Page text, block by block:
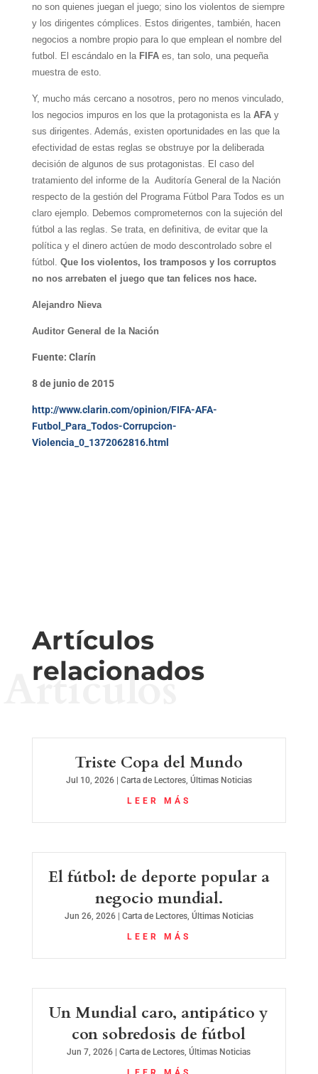
no son quienes juegan el juego; sino los violentos de siempre
y los dirigentes cómplices. Estos dirigentes, también, hacen
negocios a nombre propio para lo que emplean el nombre del
futbol. El escándalo en la FIFAes, tan solo, una pequeña
muestra de esto.
Y, mucho más cercano a nosotros, pero no menos vinculado,
los negocios impuros en los que la protagonista es la AFA y
sus dirigentes. Además, existen oportunidades en las que la
efectividad de estas reglas se obstruye por la deliberada
decisión de algunos de sus protagonistas. El caso del
tratamiento del informe de la Auditoría General de la Nación
respecto de la gestión del Programa Fútbol Para Todos es un
claro ejemplo. Debemos comprometernos con la sujeción del
fútbol a las reglas. Se trata, en definitiva, de evitar que la
política y el dinero actúen de modo descontrolado sobre el
fútbol. Que los violentos, los tramposos y los corruptos
no nos arrebaten el juego que tan felices nos hace.
Alejandro Nieva
Auditor General de la Nación
Fuente: Clarín
8 de junio de 2015
http://www.clarin.com/opinion/FIFA-AFA-
Futbol_Para_Todos-Corrupcion-
Violencia_0_1372062816.html
Artículos
relacionados
Artículos
Triste Copa del Mundo
Jul 10, 2026| Carta de Lectores, Últimas Noticias
LEER MÁS
El fútbol: de deporte popular a
negocio mundial.
Jun 26, 2026| Carta de Lectores, Últimas Noticias
LEER MÁS
Un Mundial caro, antipático y
con sobredosis de fútbol
Jun 7, 2026 |Carta de Lectores,Últimas Noticias